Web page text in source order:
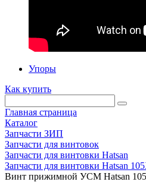
Упоры
Как купить
Главная страница
Каталог
Запчасти ЗИП
Запчасти для винтовок
Запчасти для винтовки Hatsan
Запчасти для винтовки Hatsan
Винт прижимной УСМ Hatsan